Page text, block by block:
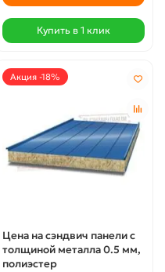
Купить в 1 клик
Акция -18%
Цена на сэндвич панели с
толщиной металла 0.5 мм,
полиэстер